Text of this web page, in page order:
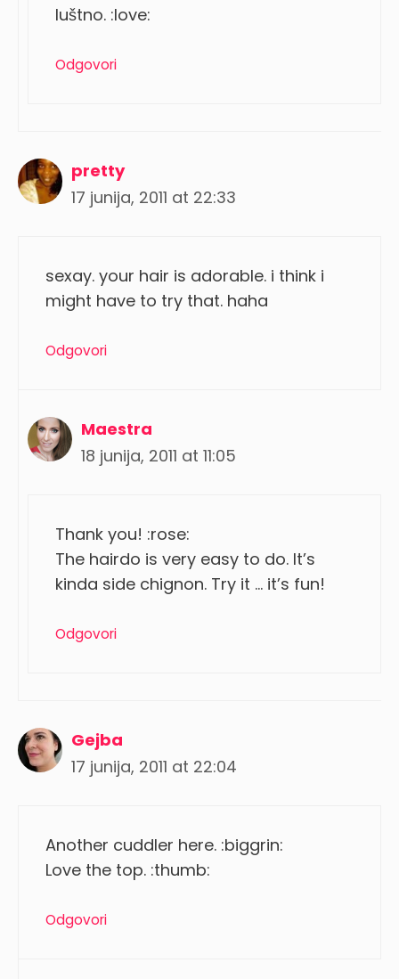
luštno. :love:
Odgovori
pretty
17 junija, 2011 at 22:33
sexay. your hair is adorable. i think i
might have to try that. haha
Odgovori
Maestra
18 junija, 2011 at 11:05
Thank you! :rose:
The hairdo is very easy to do. It’s
kinda side chignon. Try it … it’s fun!
Odgovori
Gejba
17 junija, 2011 at 22:04
Another cuddler here. :biggrin:
Love the top. :thumb:
Odgovori